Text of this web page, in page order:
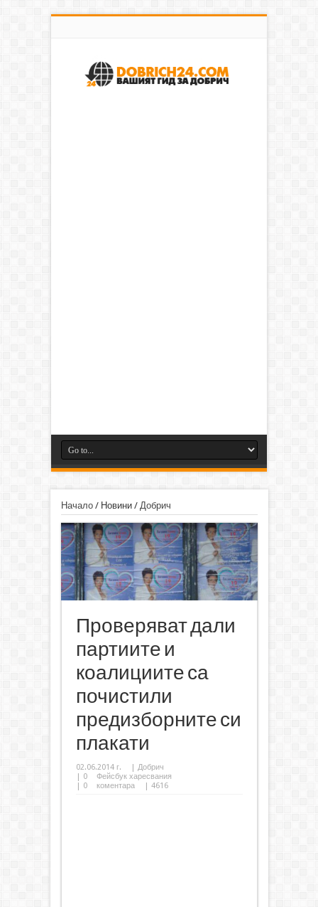
Начало/ Новини/ Добрич
Проверяват дали
партиите и
коалициите са
почистили
предизборните си
плакати
02.06.2014 г. | Добрич
| 0
Фейсбук харесвания
| 0 коментара | 4616